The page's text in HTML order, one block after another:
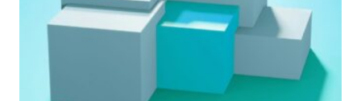
Guarda mi nombre, correo electrónico y web en